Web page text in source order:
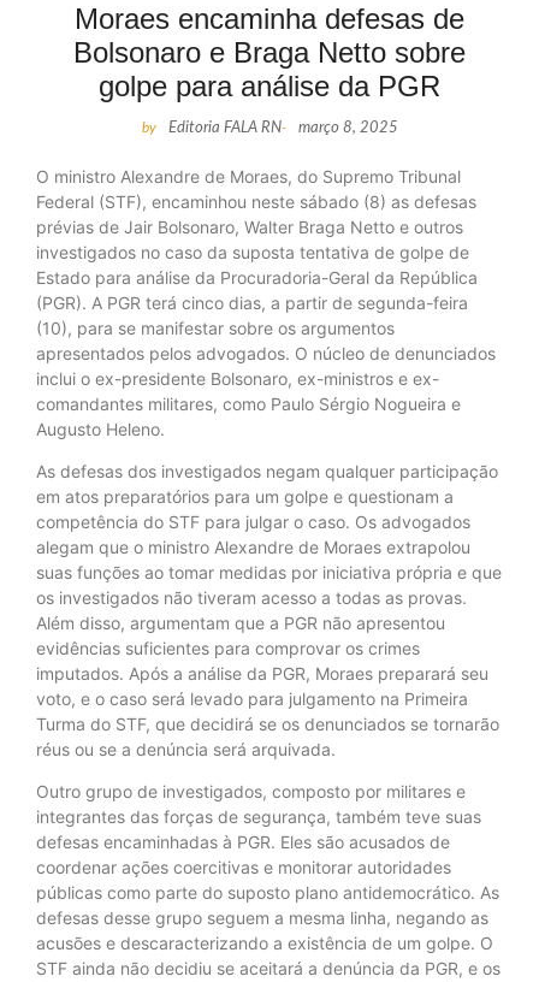
Moraes encaminha defesas de
Bolsonaro e Braga Netto sobre
golpe para análise da PGR
by Editoria FALA RN- março 8, 2025
O ministro Alexandre de Moraes, do Supremo Tribunal
Federal (STF), encaminhou neste sábado (8) as defesas
prévias de Jair Bolsonaro, Walter Braga Netto e outros
investigados no caso da suposta tentativa de golpe de
Estado para análise da Procuradoria-Geral da República
(PGR). A PGR terá cinco dias, a partir de segunda-feira
(10), para se manifestar sobre os argumentos
apresentados pelos advogados. O núcleo de denunciados
inclui o ex-presidente Bolsonaro, ex-ministros e ex-
comandantes militares, como Paulo Sérgio Nogueira e
Augusto Heleno.
As defesas dos investigados negam qualquer participação
em atos preparatórios para um golpe e questionam a
competência do STF para julgar o caso. Os advogados
alegam que o ministro Alexandre de Moraes extrapolou
suas funções ao tomar medidas por iniciativa própria e que
os investigados não tiveram acesso a todas as provas.
Além disso, argumentam que a PGR não apresentou
evidências suficientes para comprovar os crimes
imputados. Após a análise da PGR, Moraes preparará seu
voto, e o caso será levado para julgamento na Primeira
Turma do STF, que decidirá se os denunciados se tornarão
réus ou se a denúncia será arquivada.
Outro grupo de investigados, composto por militares e
integrantes das forças de segurança, também teve suas
defesas encaminhadas à PGR. Eles são acusados de
coordenar ações coercitivas e monitorar autoridades
públicas como parte do suposto plano antidemocrático. As
defesas desse grupo seguem a mesma linha, negando as
acusões e descaracterizando a existência de um golpe. O
STF ainda não decidiu se aceitará a denúncia da PGR, e os